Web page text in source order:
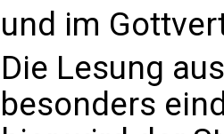
und im
Die Lesung
besonders